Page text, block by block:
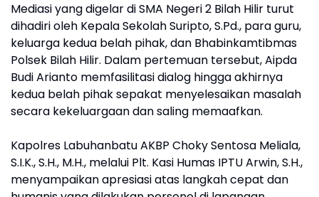
Mediasi yang digelar di SMA Negeri 2 Bilah Hilir turut
dihadiri oleh Kepala Sekolah Suripto, S.Pd., para guru,
keluarga kedua belah pihak, dan Bhabinkamtibmas
Polsek Bilah Hilir. Dalam pertemuan tersebut, Aipda
Budi Arianto memfasilitasi dialog hingga akhirnya
kedua belah pihak sepakat menyelesaikan masalah
secara kekeluargaan dan saling memaafkan.
Kapolres Labuhanbatu AKBP Choky Sentosa Meliala,
S.I.K., S.H., M.H., melalui Plt. Kasi Humas IPTU Arwin, S.H.,
menyampaikan apresiasi atas langkah cepat dan